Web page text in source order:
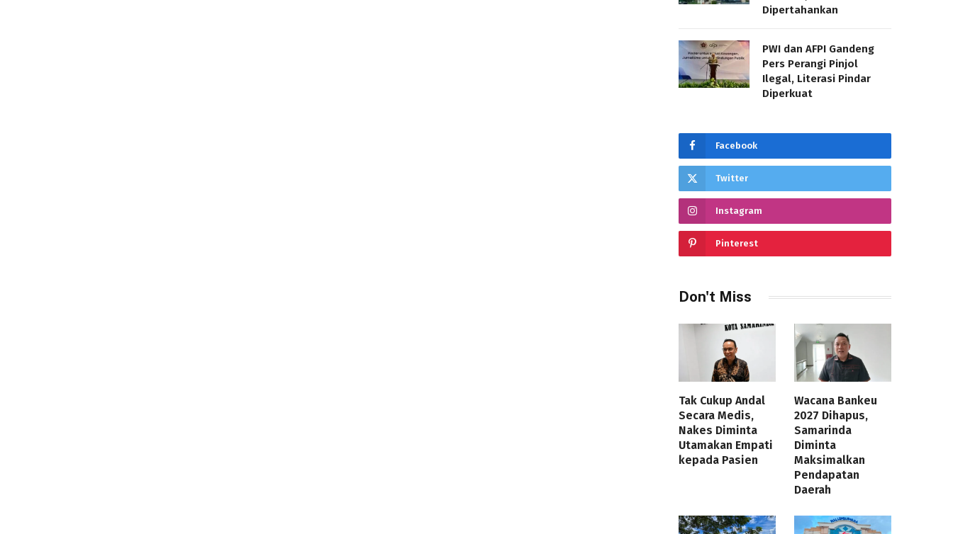
Dipertahankan
PWI dan AFPI Gandeng
Pers Perangi Pinjol
Ilegal, Literasi Pindar
Diperkuat
Facebook
Twitter
Instagram
Pinterest
Don't Miss
Tak Cukup Andal
Secara Medis,
Nakes Diminta
Utamakan Empati
kepada Pasien
Wacana Bankeu
2027 Dihapus,
Samarinda
Diminta
Maksimalkan
Pendapatan
Daerah